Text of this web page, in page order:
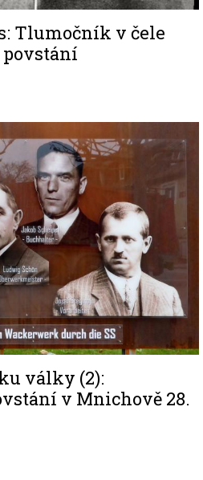
Tlumočník v čele
války (2):
v Mnichově 28.